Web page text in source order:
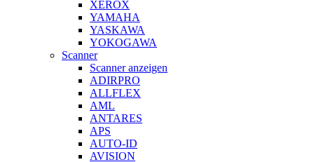
XEROX
YAMAHA
YASKAWA
YOKOGAWA
Scanner
Scanner anzeigen
ADIRPRO
ALLFLEX
AML
ANTARES
APS
AUTO-ID
AVISION